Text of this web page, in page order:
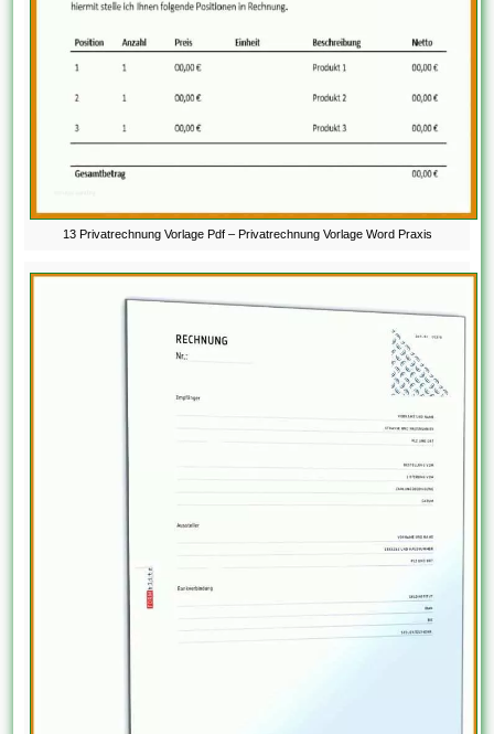
13 Privatrechnung Vorlage Pdf – Privatrechnung Vorlage Word Praxis